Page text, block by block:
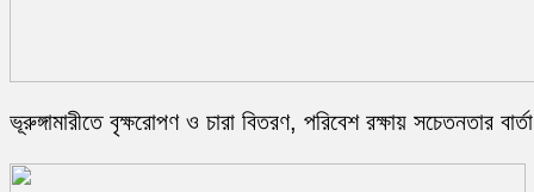
ভূরুঙ্গামারীতে বৃক্ষরোপণ ও চারা বিতরণ, পরিবেশ রক্ষায় সচেতনতার বার্তা